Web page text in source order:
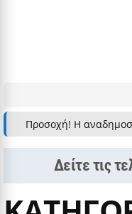
Προσοχή! Η
Δείτε τις